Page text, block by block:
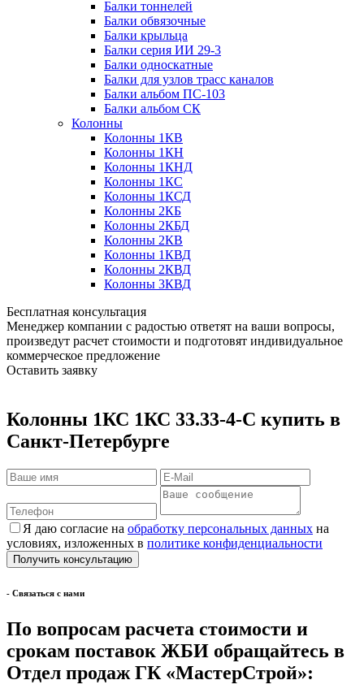
Балки тоннелей
Балки обвязочные
Балки крыльца
Балки серия ИИ 29-3
Балки односкатные
Балки для узлов трасс каналов
Балки альбом ПС-103
Балки альбом СК
Колонны
Колонны 1КВ
Колонны 1КН
Колонны 1КНД
Колонны 1КС
Колонны 1КСД
Колонны 2КБ
Колонны 2КБД
Колонны 2КВ
Колонны 1КВД
Колонны 2КВД
Колонны 3КВД
Бесплатная консультация
Менеджер компании с радостью ответят на ваши вопросы,
произведут расчет стоимости и подготовят индивидуальное
коммерческое предложение
Оставить заявку
Колонны 1КС 1КС 33.33-4-С купить в
Санкт-Петербурге
Я даю согласие на обработку персональных данных на
условиях, изложенных в политике конфиденциальности
- Cвязаться с нами
По вопросам расчета стоимости и
срокам поставок ЖБИ обращайтесь в
Отдел продаж ГК «МастерСтрой»: